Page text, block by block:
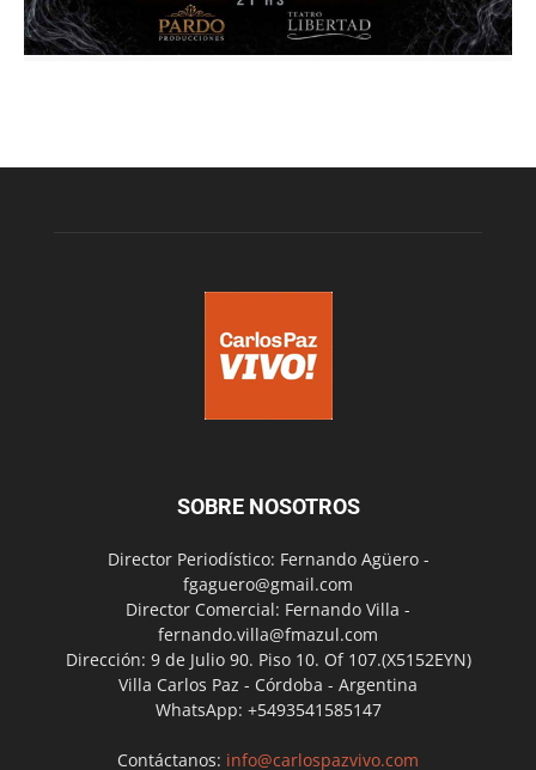
SOBRE NOSOTROS
Director Periodístico: Fernando Agüero -
fgaguero@gmail.com
Director Comercial: Fernando Villa -
fernando.villa@fmazul.com
Dirección: 9 de Julio 90. Piso 10. Of 107.(X5152EYN)
Villa Carlos Paz - Córdoba - Argentina
WhatsApp: +5493541585147
Contáctanos: info@carlospazvivo.com